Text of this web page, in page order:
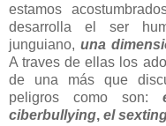
estamos
desarrolla el ser
junguiano, una
A traves de ellas los
de una más que
peligros como son:
ciberbullying, el